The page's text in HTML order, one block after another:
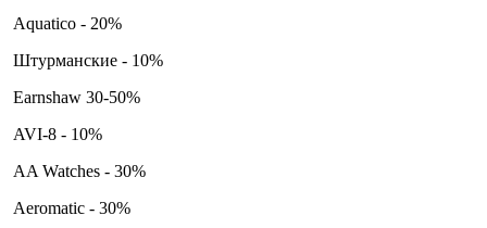
Aquatico - 20%
Штурманские - 10%
Earnshaw 30-50%
AVI-8 - 10%
AA Watches - 30%
Aeromatic - 30%